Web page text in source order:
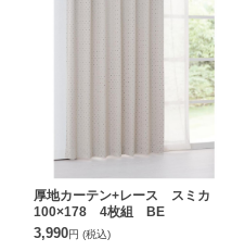
厚地カーテン+レース スミカ
100×178 4枚組 BE
3,990円 (税込)